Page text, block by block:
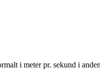
i meter pr. sekund i